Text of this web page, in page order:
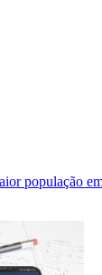
população